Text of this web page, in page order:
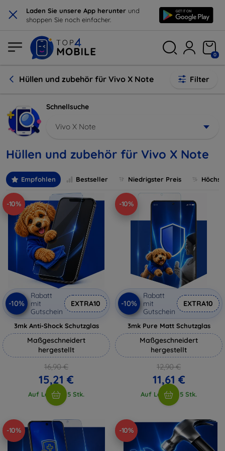
× Laden Sie unsere App herunter und
shoppen Sie noch einfacher.
0
Hüllen und zubehör für Vivo X Note Filter
Schnellsuche
Vivo X Note
Hüllen und zubehör für Vivo X Note
Empfohlen Bestseller Niedrigster Preis
-10%
-10%
Rabatt
mit
Gutschein
EXTRA10
3mk Anti-Shock Schutzglas
Maßgeschneidert
hergestellt
16,90 €
15,21 €
Auf Lager > 5 Stk.
-10%
-10%
Rabatt
mit
Gutschein
EXTRA10
3mk Pure Matt Schutzglas
Maßgeschneidert
hergestellt
12,90 €
11,61 €
Auf Lager > 5 Stk.
-10% -10%